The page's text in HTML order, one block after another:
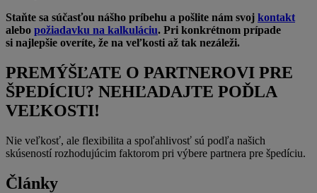
Staňte sa súčasťou nášho príbehu a pošlite nám svoj kontakt
alebo požiadavku na kalkuláciu. Pri konkrétnom prípade
si najlepšie overíte, že na veľkosti až tak nezáleži.
PREMÝŠĽATE O PARTNEROVI PRE
ŠPEDÍCIU? NEHĽADAJTE POĎLA
VEĽKOSTI!
Nie veľkosť, ale flexibilita a spoľahlivosť sú podľa našich
skúseností rozhodujúcim faktorom pri výbere partnera pre špedíciu.
Články